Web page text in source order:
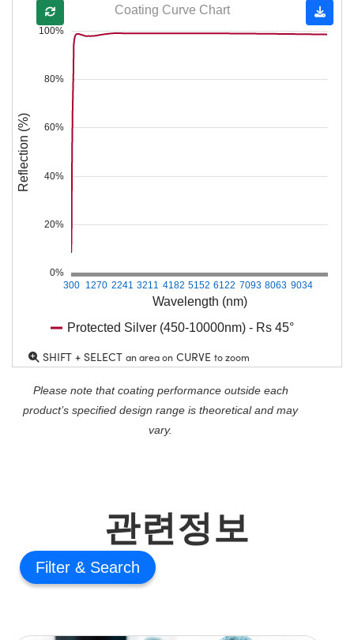
Wavelength (nm)
300 1270 2241 3211 4182 5152 6122 7093 8063 9034
0%
20%
40%
60%
80%
100%
Reflection (%)
Coating Curve Chart
Protected Silver (450-10000nm) - Rs 45°
SHIFT + SELECT an area on CURVE to zoom
Please note that coating performance outside each
product’s specified design range is theoretical and may
vary.
관련정보
Filter